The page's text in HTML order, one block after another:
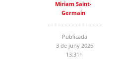
Miriam Saint-
Germain
Publicada
3 de juny 2026
13:31h